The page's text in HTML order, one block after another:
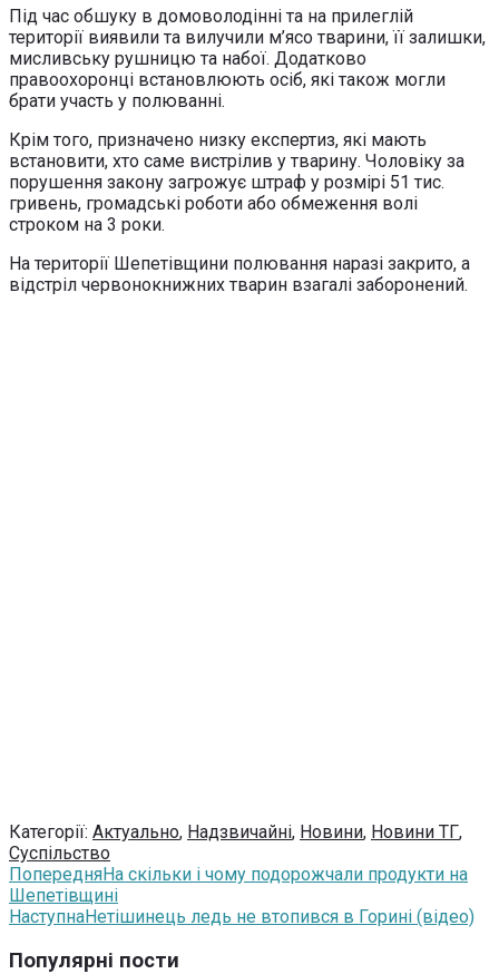
Під час обшуку в домоволодінні та на прилеглій
території виявили та вилучили м’ясо тварини, її залишки,
мисливську рушницю та набої. Додатково
правоохоронці встановлюють осіб, які також могли
брати участь у полюванні.
Крім того, призначено низку експертиз, які мають
встановити, хто саме вистрілив у тварину. Чоловіку за
порушення закону загрожує штраф у розмірі 51 тис.
гривень, громадські роботи або обмеження волі
строком на 3 роки.
На території Шепетівщини полювання наразі закрито, а
відстріл червонокнижних тварин взагалі заборонений.
Категорії: Актуально, Надзвичайні, Новини, Новини ТГ,
Суспільство
ПопередняНа скільки і чому подорожчали продукти на
Шепетівщині
НаступнаНетішинець ледь не втопився в Горині (відео)
Популярні пости